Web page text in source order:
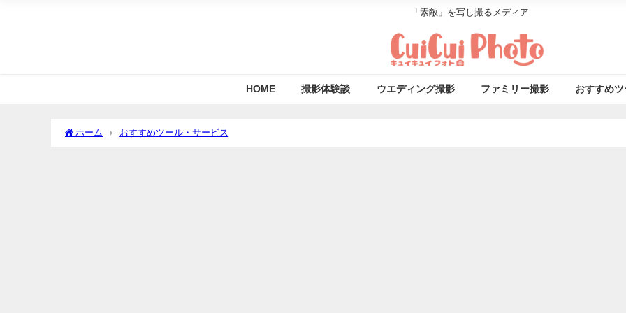
「素敵」を写し撮るメディア
HOME 撮影体験談 ウエディング撮影 ファミリー撮影 おすすめ
ホーム おすすめツール・サービス